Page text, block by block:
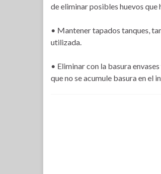
de eliminar posibles huevos que
• Mantener tapados tanques,
utilizada.
• Eliminar con la basura
que no se acumule basura en el